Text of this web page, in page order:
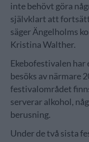
inte behövt göra
självklart att
säger Ängelholms
Kristina Walther.
Ekebofestivalen har
besöks av närmare
festivalområdet
serverar alkohol,
berusning.
Under de två sista